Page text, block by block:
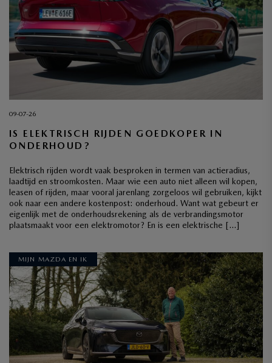
09-07-26
IS ELEKTRISCH RIJDEN GOEDKOPER IN
ONDERHOUD?
Elektrisch rijden wordt vaak besproken in termen van actieradius,
laadtijd en stroomkosten. Maar wie een auto niet alleen wil kopen,
leasen of rijden, maar vooral jarenlang zorgeloos wil gebruiken, kijkt
ook naar een andere kostenpost: onderhoud. Want wat gebeurt er
eigenlijk met de onderhoudsrekening als de verbrandingsmotor
plaatsmaakt voor een elektromotor? En is een elektrische […]
MIJN MAZDA EN IK